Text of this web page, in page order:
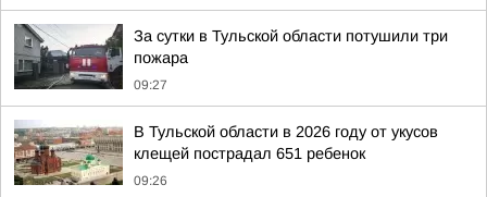
За сутки в Тульской области потушили три
пожара
09:27
В Тульской области в 2026 году от укусов
клещей пострадал 651 ребенок
09:26